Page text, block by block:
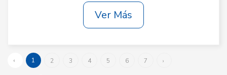
Ver Más
‹ 1 2 3 4 5 6 7 ›